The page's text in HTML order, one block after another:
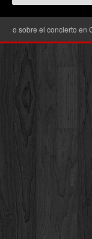
el concierto en OMA